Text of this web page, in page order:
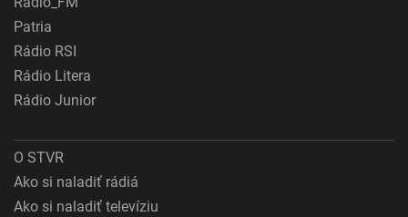
Patria
Rádio RSI
Rádio Litera
Rádio Junior
O STVR
Ako si naladiť rádiá
Ako si naladiť televíziu